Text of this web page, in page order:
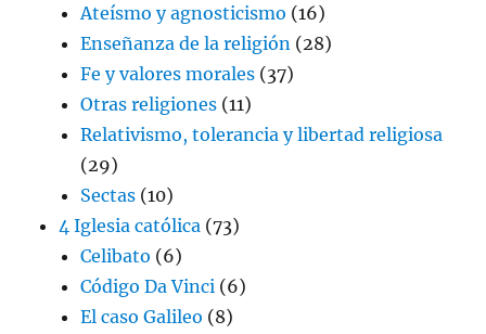
Ateísmo y agnosticismo (16)
Enseñanza de la religión (28)
Fe y valores morales (37)
Otras religiones (11)
Relativismo, tolerancia y libertad religiosa
(29)
Sectas (10)
4 Iglesia católica (73)
Celibato (6)
Código Da Vinci (6)
El caso Galileo (8)